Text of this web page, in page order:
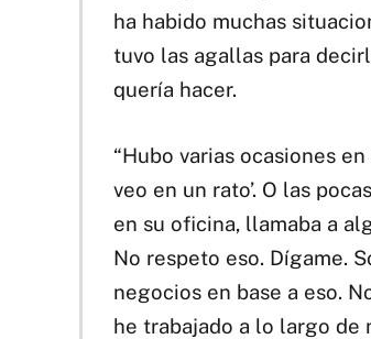
ha habido muchas
tuvo las agallas para
quería hacer.
“Hubo varias ocasiones
veo en un rato’. O las
en su oficina, llamaba a
No respeto eso. Dígame.
negocios en base a eso.
he trabajado a lo largo de